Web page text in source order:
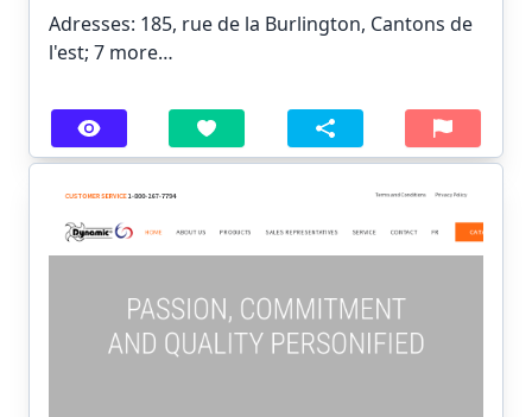
Adresses: 185, rue de la Burlington, Cantons de
l'est; 7 more…